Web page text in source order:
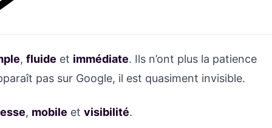
, fluide et immédiate. Ils n’ont plus la patience
pas sur Google, il est quasiment invisible.
, mobile et visibilité.